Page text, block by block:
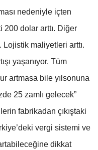
nedeniyle içten
200 dolar arttı. Diğer
maliyetleri arttı.
yaşanıyor. Tüm
artmasa bile yılsonuna
25 zamlı gelecek”
fabrikadan çıkıştaki
vergi sistemi ve
dikkat